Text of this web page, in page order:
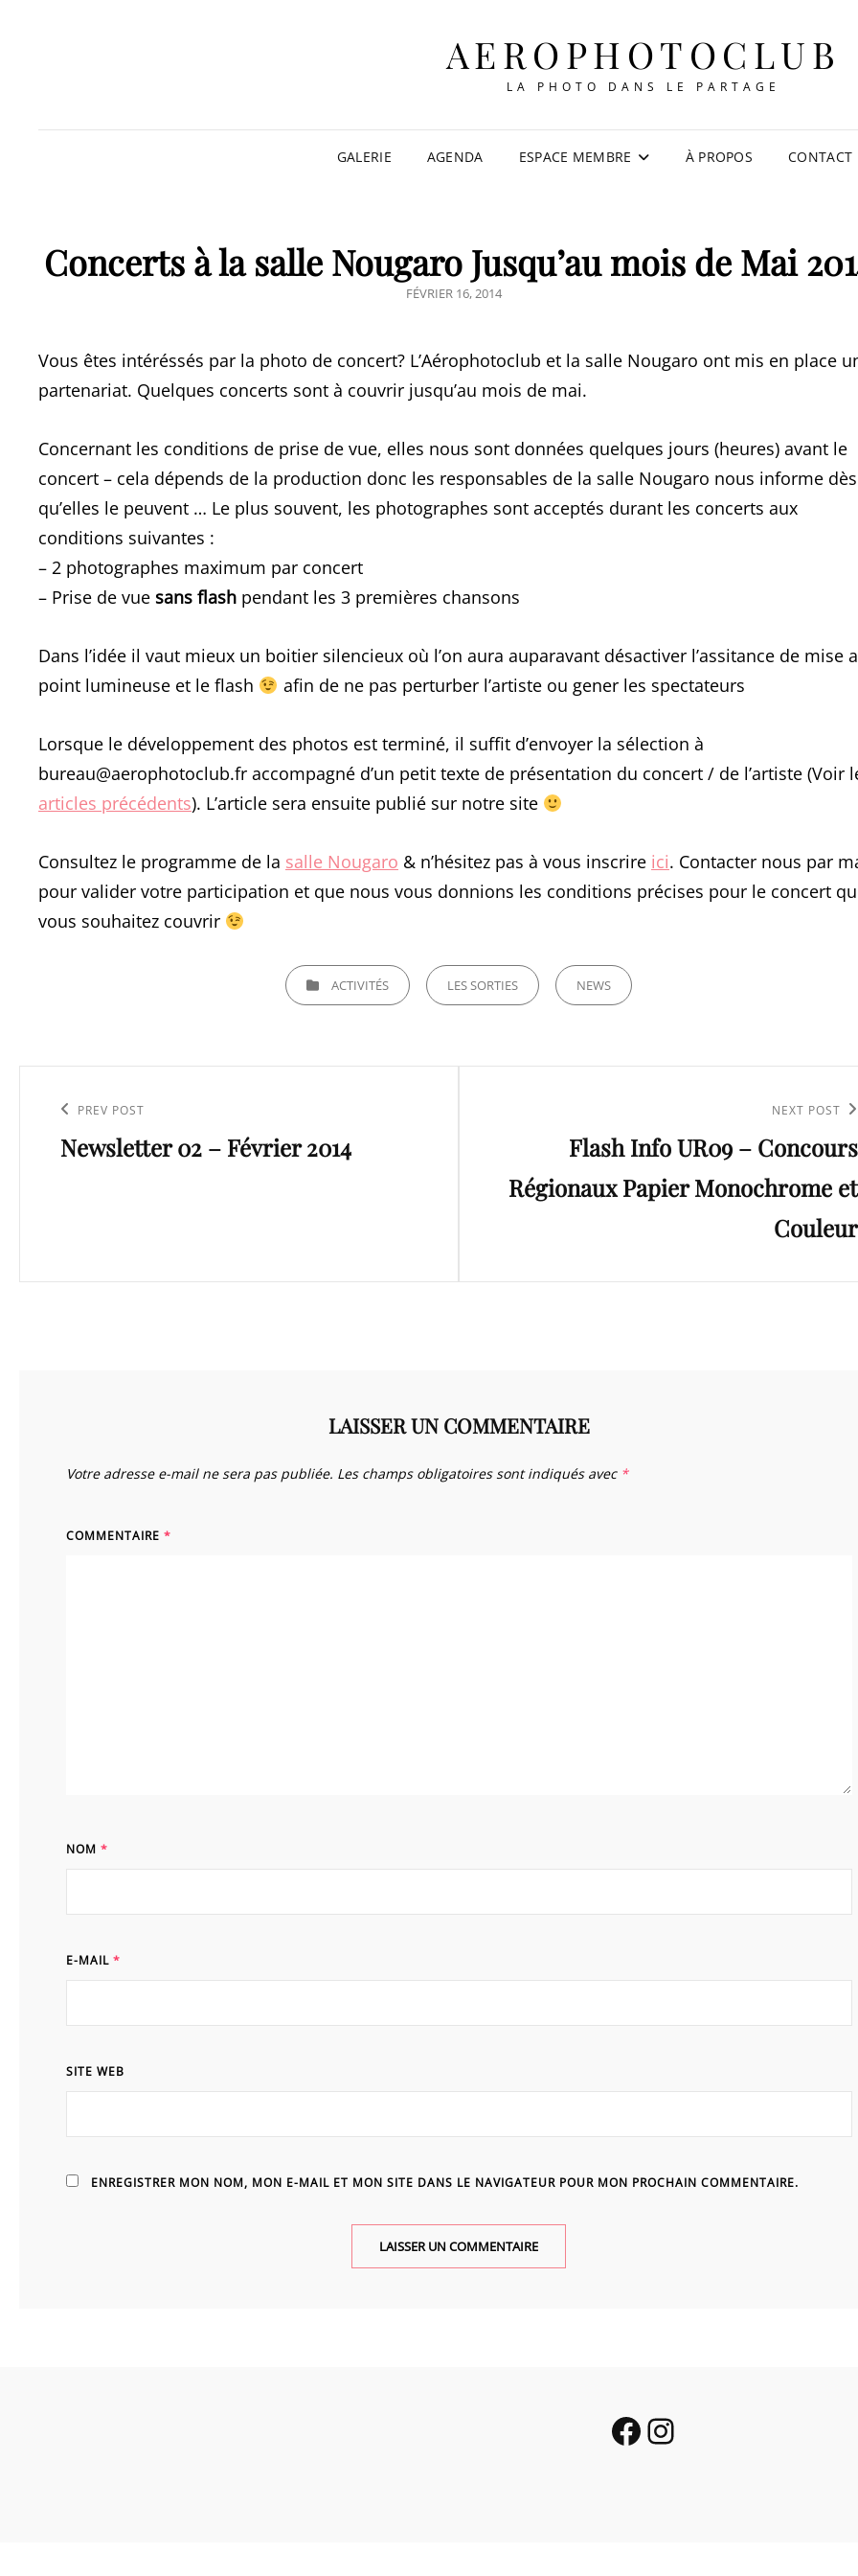
AEROPHOTOCLUB
LA PHOTO DANS LE PARTAGE
GALERIE AGENDA ESPACE MEMBRE À PROPOS CONTACT
Concerts à la salle Nougaro Jusqu’au mois de Mai
POSTED
FÉVRIER 16, 2014
Vous êtes intéréssés par la photo de concert? L’Aérophotoclub et la salle Nougaro ont mis en place
partenariat. Quelques concerts sont à couvrir jusqu’au mois de mai.
Concernant les conditions de prise de vue, elles nous sont données quelques jours (heures) avant le
concert – cela dépends de la production donc les responsables de la salle Nougaro nous informe dès
qu’elles le peuvent … Le plus souvent, les photographes sont acceptés durant les concerts aux
conditions suivantes :
– 2 photographes maximum par concert
– Prise de vue sans flash pendant les 3 premières chansons
Dans l’idée il vaut mieux un boitier silencieux où l’on aura auparavant désactiver l’assitance de mise
point lumineuse et le flash
afin de ne pas perturber l’artiste ou gener les spectateurs
Lorsque le développement des photos est terminé, il suffit d’envoyer la sélection à
bureau@aerophotoclub.fr accompagné d’un petit texte de présentation du concert / de l’artiste (Voir
articles précédents). L’article sera ensuite publié sur notre site
Consultez le programme de la salle Nougaro & n’hésitez pas à vous inscrire ici. Contacter nous par
pour valider votre participation et que nous vous donnions les conditions précises pour le concert
vous souhaitez couvrir
CATEGORIESACTIVITÉS LES SORTIES NEWS
l’article
Previous
Post
PREV POST
Newsletter 02 – Février 2014
NEXT POST
Flash Info UR09 – Concours
Régionaux Papier Monochrome et
Couleur
LAISSER UN COMMENTAIRE
Votre adresse e-mail ne sera pas publiée. Les champs obligatoires sont indiqués avec *
COMMENTAIRE *
NOM *
E-MAIL *
SITE WEB
ENREGISTRER MON NOM, MON E-MAIL ET MON SITE DANS LE NAVIGATEUR POUR MON PROCHAIN COMMENTAIRE.
Facebook
Instagram